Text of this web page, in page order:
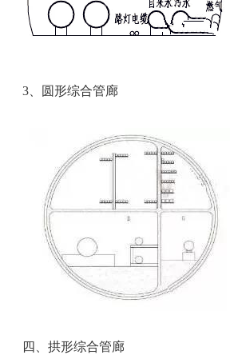
3 、圆形综合管廊
四、拱形综合管廊